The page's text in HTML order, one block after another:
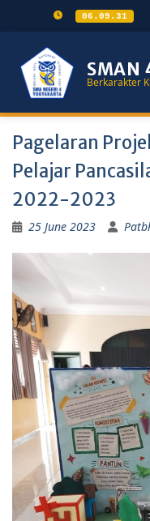
06.09.31
SMAN
Berkarakter
Pagelaran
Pelajar
2022-2023
25 June 2023